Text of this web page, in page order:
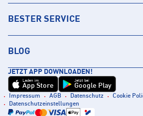
BESTER SERVICE
BLOG
JETZT APP DOWNLOADEN!
Laden im
App Store
Jetzt bei
Google Play
Impressum AGB Datenschutz
Cookie
Datenschutzeinstellungen